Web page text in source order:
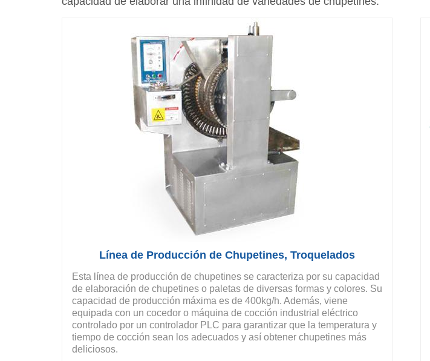
Línea de Producción de Chupetines, Troquelados
Esta línea de producción de chupetines se caracteriza por su capacidad
de elaboración de chupetines o paletas de diversas formas y colores. Su
capacidad de producción máxima es de 400kg/h. Además, viene
equipada con un cocedor o máquina de cocción industrial eléctrico
controlado por un controlador PLC para garantizar que la temperatura y
tiempo de cocción sean los adecuados y así obtener chupetines más
deliciosos.